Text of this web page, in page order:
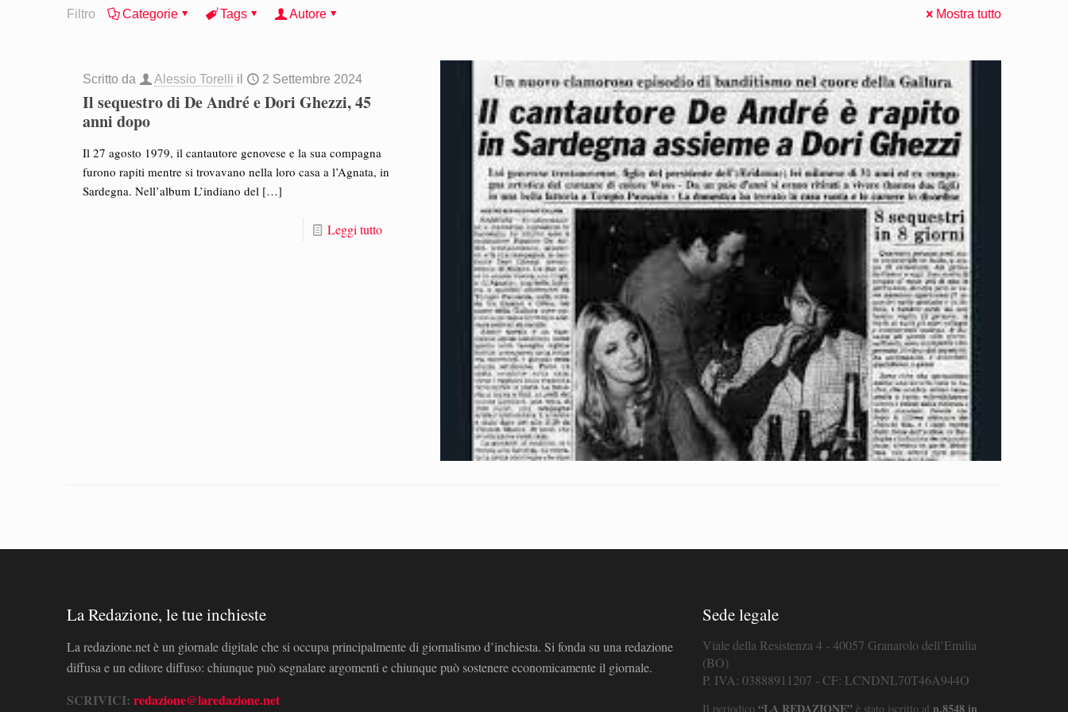
Filtro Categorie Tags Autore Mostra tutto
Scritto da Alessio Torelli il 2 Settembre 2024
Il sequestro di De André e Dori Ghezzi, 45
anni dopo
Il 27 agosto 1979, il cantautore genovese e la sua compagna
furono rapiti mentre si trovavano nella loro casa a l’Agnata, in
Sardegna. Nell’album L’indiano del […]
Leggi tutto
La Redazione, le tue inchieste
La redazione.net è un giornale digitale che si occupa principalmente di giornalismo d’inchiesta. Si fonda su una redazione
diffusa e un editore diffuso: chiunque può segnalare argomenti e chiunque può sostenere economicamente il giornale.
SCRIVICI: redazione@laredazione.net
Sede legale
Viale della Resistenza 4 - 40057 Granarolo dell’Emilia
(BO)
P. IVA: 03888911207 - CF: LCNDNL70T46A944O
Il periodico “LA REDAZIONE”è stato iscritto al n.8548 in